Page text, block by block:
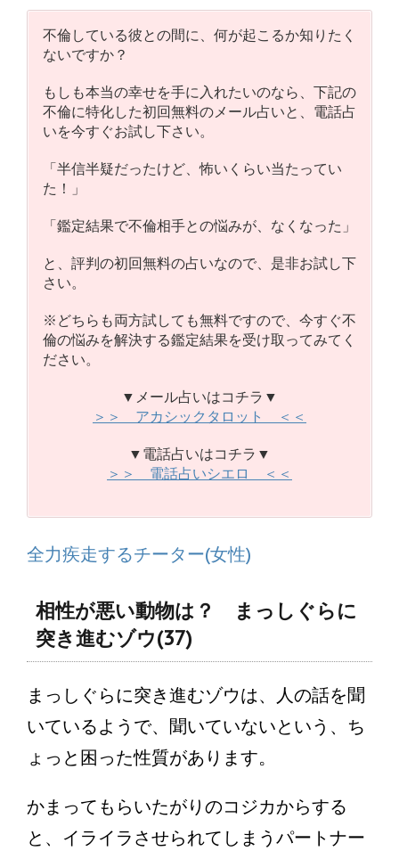
不倫している彼との間に、何が起こるか知りたく
ないですか？
もしも本当の幸せを手に入れたいのなら、下記の
不倫に特化した初回無料のメール占いと、電話占
いを今すぐお試し下さい。
「半信半疑だったけど、怖いくらい当たってい
た！」
「鑑定結果で不倫相手との悩みが、なくなった」
と、評判の初回無料の占いなので、是非お試し下
さい。
※どちらも両方試しても無料ですので、今すぐ不
倫の悩みを解決する鑑定結果を受け取ってみてく
ださい。
▼メール占いはコチラ▼
＞＞ アカシックタロット ＜＜
▼電話占いはコチラ▼
＞＞ 電話占いシエロ ＜＜
全力疾走するチーター(女性)
相性が悪い動物は？ まっしぐらに
突き進むゾウ(37)
まっしぐらに突き進むゾウは、人の話を聞
いているようで、聞いていないという、ち
ょっと困った性質があります。
かまってもらいたがりのコジカからする
と、イライラさせられてしまうパートナー